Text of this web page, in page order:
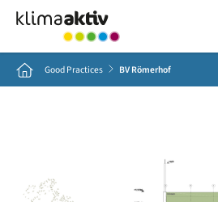
Home Good Practices BV Römerhof